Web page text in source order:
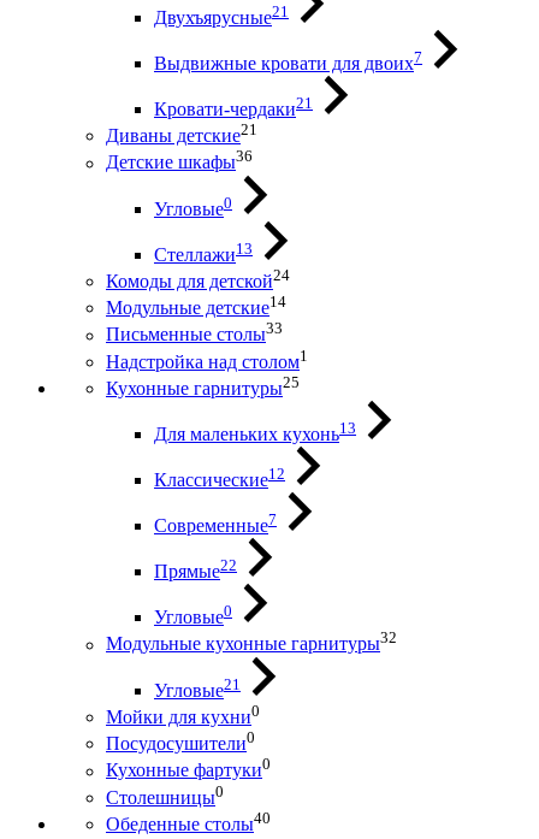
Двухъярусные21
Выдвижные кровати для двоих7
Кровати-чердаки21
Диваны детские21
Детские шкафы36
Угловые0
Стеллажи13
Комоды для детской24
Модульные детские14
Письменные столы33
Надстройка над столом1
Кухонные гарнитуры25
Для маленьких кухонь13
Классические12
Современные7
Прямые22
Угловые0
Модульные кухонные гарнитуры32
Угловые21
Мойки для кухни0
Посудосушители0
Кухонные фартуки0
Столешницы0
Обеденные столы40